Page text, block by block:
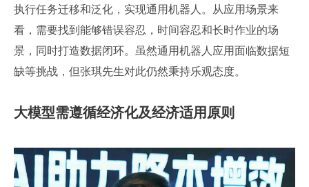
执行任务迁移和泛化，实现通用机器人。从应用场景来
看，需要找到能够错误容忍，时间容忍和长时作业的场
景，同时打造数据闭环。虽然通用机器人应用面临数据短
缺等挑战，但张琪先生对此仍然秉持乐观态度。
大模型需遵循经济化及经济适用原则